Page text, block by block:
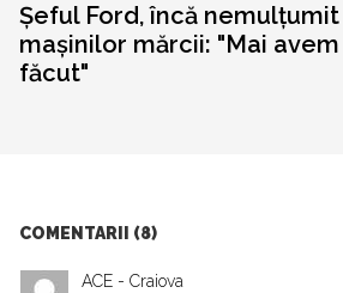
Șeful Ford, încă
mașinilor mărcii: "Mai
făcut"
COMENTARII (8)
ACE - Craiova